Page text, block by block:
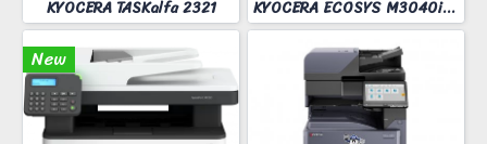
KYOCERA TASKalfa 2321 KYOCERA ECOSYS M3040idn
New